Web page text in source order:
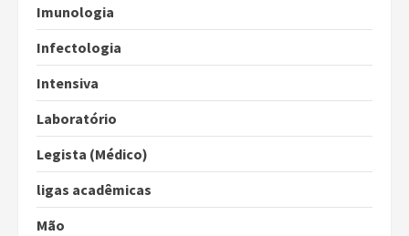
Imunologia
Infectologia
Intensiva
Laboratório
Legista (Médico)
ligas acadêmicas
Mão